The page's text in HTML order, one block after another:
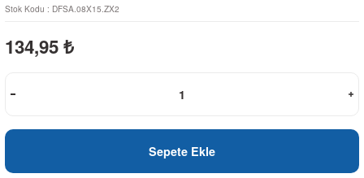
Stok Kodu : DFSA.08X15.ZX2
134,95 ₺
Sepete Ekle